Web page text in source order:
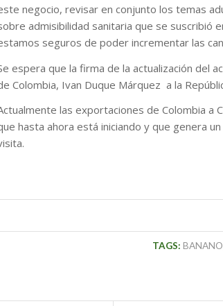
negocio, revisar en conjunto los temas
admisibilidad sanitaria que se suscribió
seguros de poder incrementar las
espera que la firma de la actualización del
Colombia, Ivan Duque Márquez a la
las exportaciones de Colombia a
hasta ahora está iniciando y que genera
TAGS: BANANO